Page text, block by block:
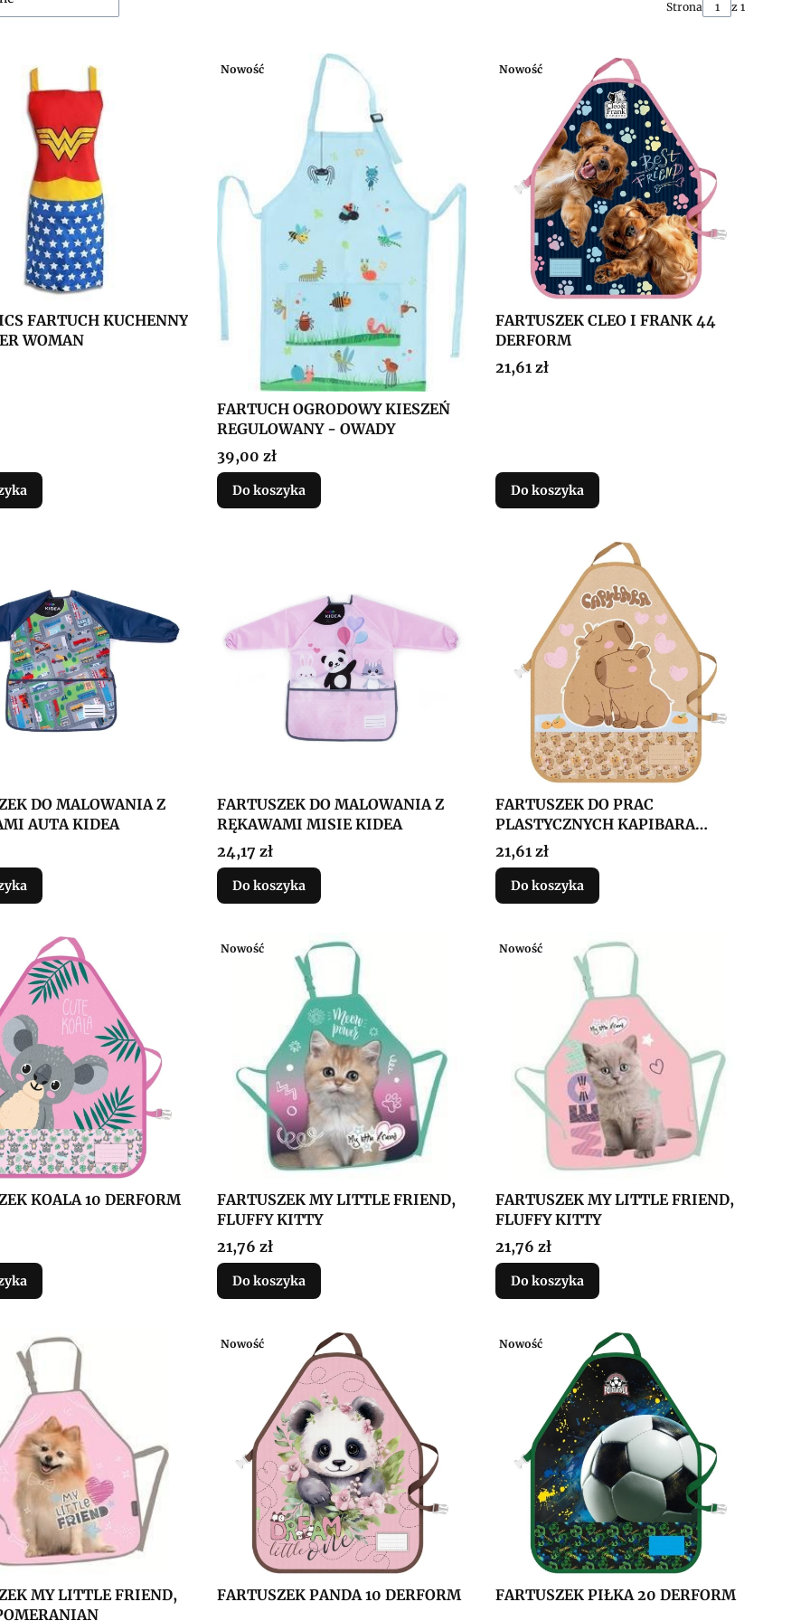
Strona z 1
FARTUCH KUCHENNY
WOMAN
Nowość
FARTUCH OGRODOWY KIESZEŃ
REGULOWANY - OWADY
Cena
39,00 zł
Do koszyka
Nowość
FARTUSZEK CLEO I FRANK 44
DERFORM
Cena
21,61 zł
Do koszyka
DO MALOWANIA Z
AUTA KIDEA
FARTUSZEK DO MALOWANIA Z
RĘKAWAMI MISIE KIDEA
Cena
24,17 zł
Do koszyka
FARTUSZEK DO PRAC
PLASTYCZNYCH KAPIBARA
DERFORM
Cena
21,61 zł
Do koszyka
KOALA 10 DERFORM
Nowość
FARTUSZEK MY LITTLE FRIEND,
FLUFFY KITTY
Cena
21,76 zł
Do koszyka
Nowość
FARTUSZEK MY LITTLE FRIEND,
FLUFFY KITTY
Cena
21,76 zł
Do koszyka
MY LITTLE FRIEND,
Nowość
FARTUSZEK PANDA 10 DERFORM
Nowość
FARTUSZEK PIŁKA 20 DERFORM